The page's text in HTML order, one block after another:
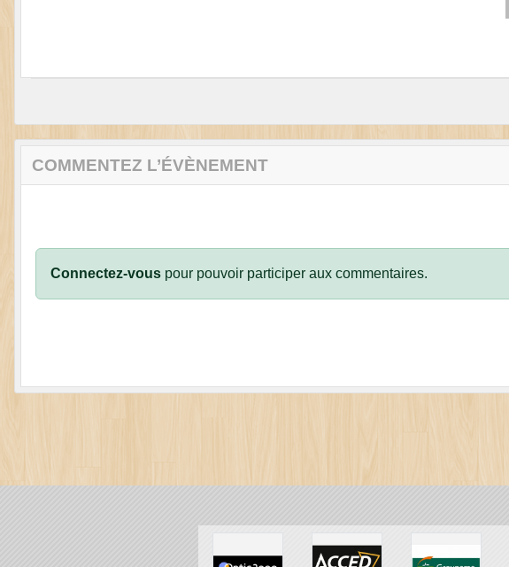
COMMENTEZ L’ÉVÈNEMENT
Connectez-vous pour pouvoir participer aux commentaires.